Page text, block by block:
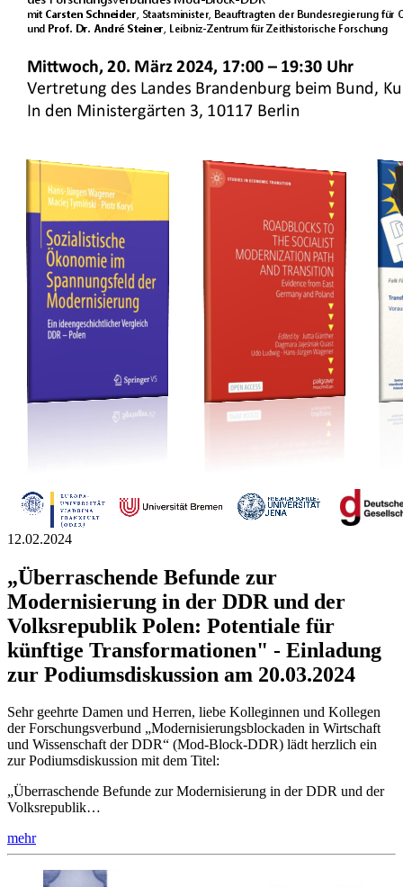
12.02.2024
„Überraschende Befunde zur
Modernisierung in der DDR und der
Volksrepublik Polen: Potentiale für
künftige Transformationen" - Einladung
zur Podiumsdiskussion am 20.03.2024
Sehr geehrte Damen und Herren, liebe Kolleginnen und Kollegen
der Forschungsverbund „Modernisierungsblockaden in Wirtschaft
und Wissenschaft der DDR“ (Mod-Block-DDR) lädt herzlich ein
zur Podiumsdiskussion mit dem Titel:
„Überraschende Befunde zur Modernisierung in der DDR und der
Volksrepublik…
mehr